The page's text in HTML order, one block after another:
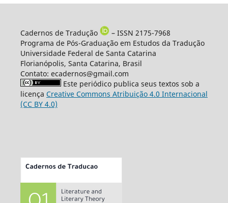
Cadernos de Tradução
– ISSN 2175-7968
Programa de Pós-Graduação em Estudos da Tradução
Universidade Federal de Santa Catarina
Florianópolis, Santa Catarina, Brasil
Contato: ecadernos@gmail.com
Este periódico publica seus textos sob a
licença Creative Commons Atribuição 4.0 Internacional
(CC BY 4.0)